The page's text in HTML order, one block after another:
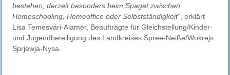
bestehen, derzeit besonders beim Spagat zwischen
Homeschooling, Homeoffice oder Selbstständigkeit“, erklärt
Lisa Temesvári-Alamer, Beauftragte für Gleichstellung/Kinder-
und Jugendbeteiligung des Landkreises Spree-Neiße/Wokrejs
Sprjewja-Nysa.